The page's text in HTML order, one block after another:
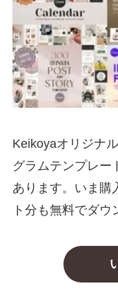
Keikoyaオリジナ
グラムテンプレー
あります。いま購
ト分も無料でダウ